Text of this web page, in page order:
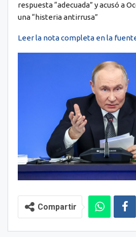
respuesta “adecuada” y acusó a
una “histeria antirrusa”
Leer la nota completa en la
Compartir